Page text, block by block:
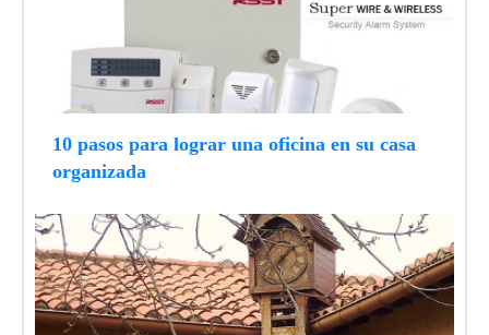
10 pasos para lograr una oficina en su casa
organizada